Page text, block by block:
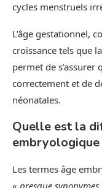
cycles menstruels
L’âge gestationnel,
croissance tels que
permet de s’assurer
correctement et de
néonatales.
Quelle est la
embryologique
Les termes âge
« presque synonymes